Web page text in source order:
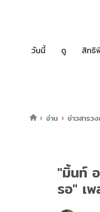
วันนี้ ดู สิทธิ
อ่าน ข่าวสารว
"มิ้นท์
รอ" เ